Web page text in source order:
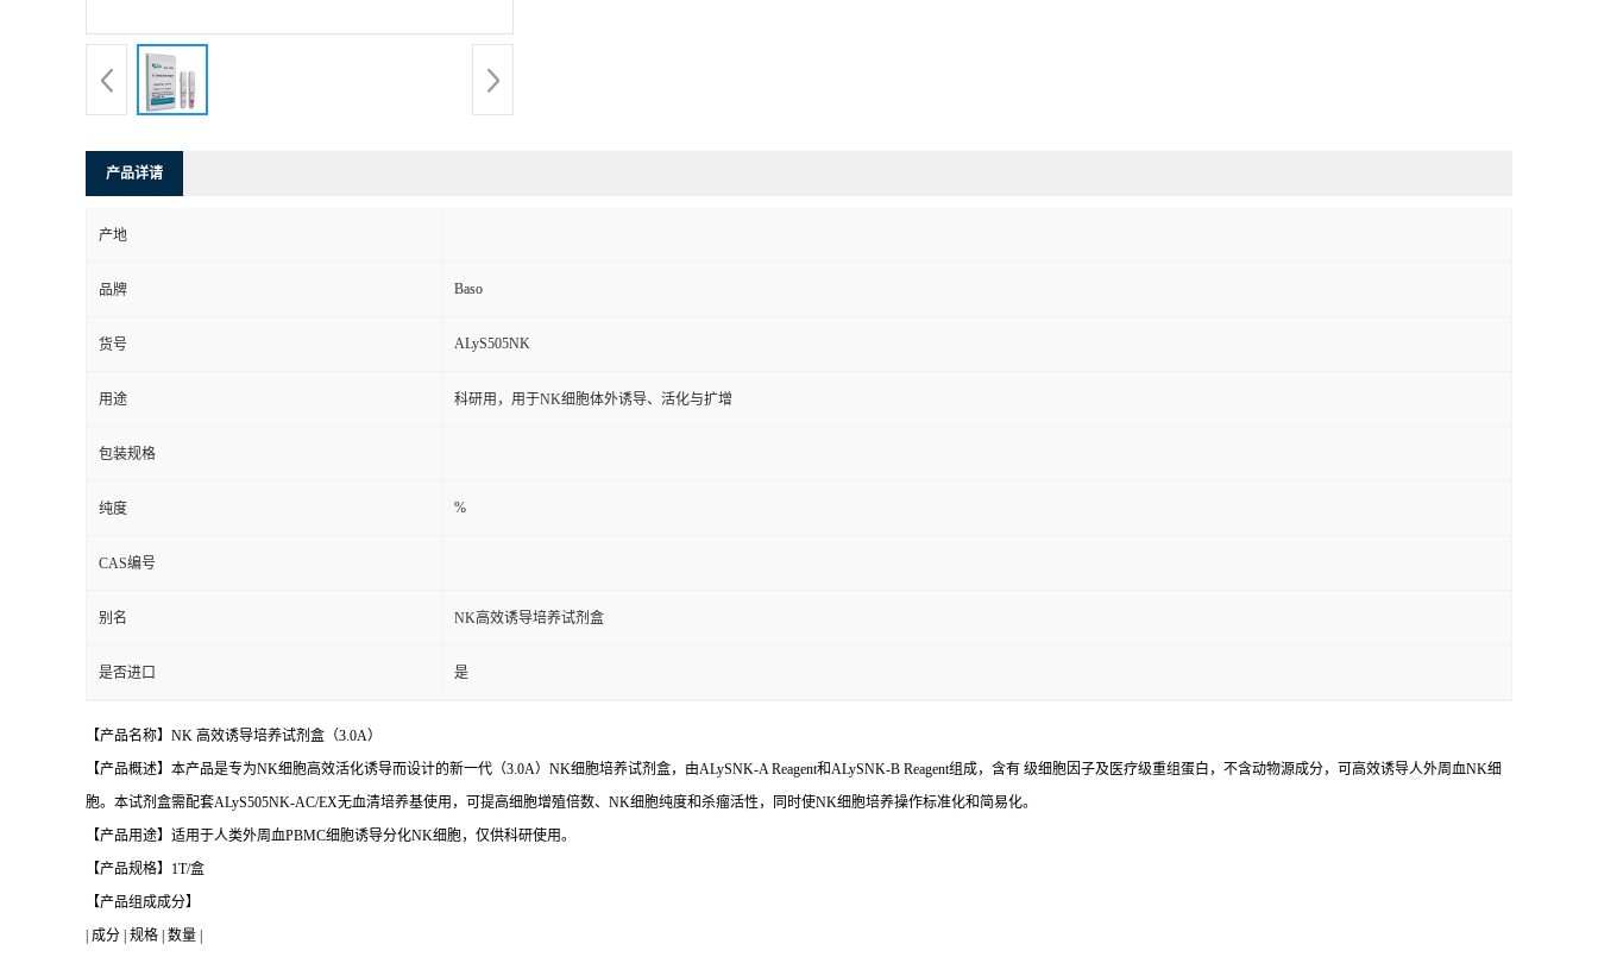
产品详请
产地
品牌 Baso
货号 ALyS505NK
用途 科研用，用于NK细胞体外诱导、活化与扩增
包装规格
纯度 %
CAS编号
别名 NK高效诱导培养试剂盒
是否进口 是
【产品名称】NK 高效诱导培养试剂盒（3.0A）
【产品概述】本产品是专为NK细胞高效活化诱导而设计的新一代（3.0A）NK细胞培养试剂盒，由ALySNK-A Reagent和ALySNK-B Reagent组成，含有 级细胞因子及医疗级重组蛋白，不含动物源成分，可高效诱导人外周血NK细
胞。本试剂盒需配套ALyS505NK-AC/EX无血清培养基使用，可提高细胞增殖倍数、NK细胞纯度和杀瘤活性，同时使NK细胞培养操作标准化和简易化。
【产品用途】适用于人类外周血PBMC细胞诱导分化NK细胞，仅供科研使用。
【产品规格】1T/盒
【产品组成成分】
| 成分 | 规格 | 数量 |